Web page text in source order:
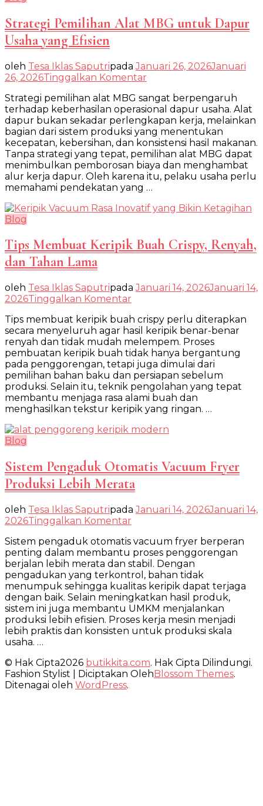
Strategi Pemilihan Alat MBG untuk Dapur
Usaha yang Efisien
oleh Tesa Iklas SaputripadaJanuari 26, 2026Januari
26, 2026Tinggalkan Komentar
Pemilihan
Alat
MBG
untuk
Dapur
Usaha
yang
Efisien
Strategi pemilihan alat MBG sangat berpengaruh
terhadap keberhasilan operasional dapur usaha. Alat
dapur bukan sekadar perlengkapan kerja, melainkan
bagian dari sistem produksi yang menentukan
kecepatan, kebersihan, dan konsistensi hasil makanan.
Tanpa strategi yang tepat, pemilihan alat MBG dapat
menimbulkan pemborosan biaya dan menghambat
alur kerja dapur. Oleh karena itu, pelaku usaha perlu
memahami pendekatan yang …
Blog
Tips Membuat Keripik Buah Crispy, Renyah,
dan Tahan Lama
oleh Tesa Iklas SaputripadaJanuari 14, 2026Januari 14,
2026Tinggalkan Komentar
Membuat
Keripik
Buah
Crispy,
Renyah,
dan
Tahan
Lama
Tips membuat keripik buah crispy perlu diterapkan
secara menyeluruh agar hasil keripik benar-benar
renyah dan tidak mudah melempem. Proses
pembuatan keripik buah tidak hanya bergantung
pada penggorengan, tetapi juga dimulai dari
pemilihan bahan baku dan persiapan sebelum
produksi. Selain itu, teknik pengolahan yang tepat
membantu menjaga rasa alami buah dan
menghasilkan tekstur keripik yang ringan. …
Blog
Sistem Pengaduk Otomatis Vacuum Fryer
Produksi Lebih Merata
oleh Tesa Iklas SaputripadaJanuari 14, 2026Januari 14,
2026Tinggalkan Komentar
Pengaduk
Otomatis
Vacuum
Fryer
Produksi
Lebih
Merata
Sistem pengaduk otomatis vacuum fryer berperan
penting dalam membantu proses penggorengan
berjalan lebih merata dan stabil. Dengan
pengadukan yang terkontrol, bahan tidak
menumpuk sehingga kualitas keripik dapat terjaga
dengan baik. Selain meningkatkan hasil produk,
sistem ini juga membantu UMKM menjalankan
produksi lebih efisien. Proses kerja mesin menjadi
lebih praktis dan konsisten untuk produksi skala
usaha. …
© Hak Cipta2026 butikkita.com. Hak Cipta Dilindungi.
Fashion Stylist | Diciptakan Oleh Blossom Themes.
Ditenagai oleh WordPress.